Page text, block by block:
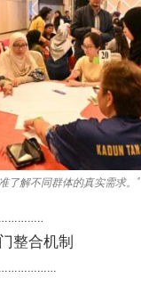
了解不同群体的真实需求。”
整合机制